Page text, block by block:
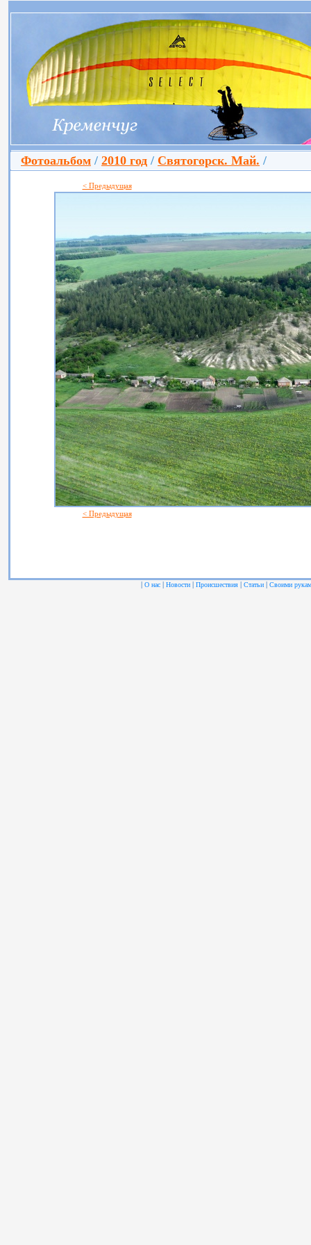
Фотоальбом / 2010 год / Святогорск. Май. /
< Предыдущая
< Предыдущая
| О нас | Новости | Происшествия | Статьи | Своими